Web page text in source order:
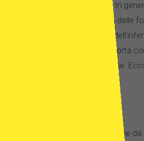
designato o di un donatore. In
surrogata è considerata una delle
controverse di trattamento
principalmente perché comporta
preoccupazioni legali ed etiche.
Generalmente, è l’ultima opzione